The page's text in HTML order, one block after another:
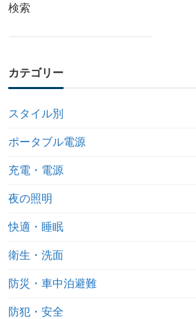
検索
カテゴリー
スタイル別
ポータブル電源
充電・電源
夜の照明
快適・睡眠
衛生・洗面
防災・車中泊避難
防犯・安全